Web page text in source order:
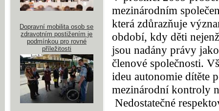
mezinárodním společ
která zdůrazňuje
období, kdy děti
jsou nadány právy
členové společnosti.
ideu autonomie dítěte
mezinárodní kontroly
Nedostatečné
Dopravní mobilita osob se
zdravotním postižením je
podmínkou pro rovné
příležitosti